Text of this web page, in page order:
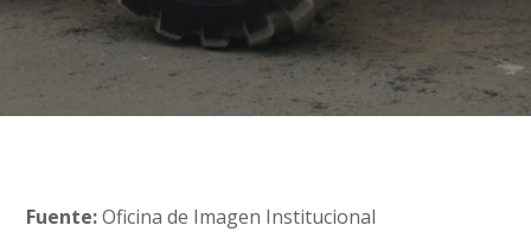
Fuente: Oficina de Imagen Institucional